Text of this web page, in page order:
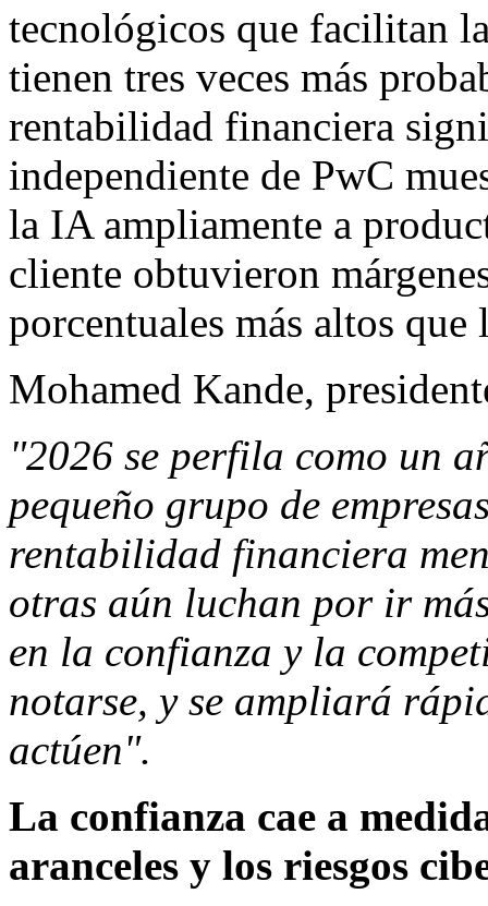
tecnológicos que facilitan
tienen tres veces más
rentabilidad financiera
independiente de PwC
la IA ampliamente a
cliente obtuvieron
porcentuales más altos
Mohamed Kande,
"2026 se perfila como un
pequeño grupo de
rentabilidad financiera
otras aún luchan por ir
en la confianza y la
notarse, y se ampliará
actúen".
La confianza cae a
aranceles y los riesgos